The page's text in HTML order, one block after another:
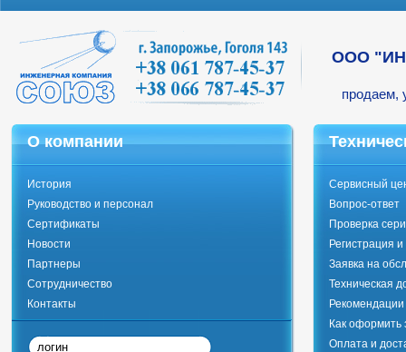
ООО
продаем,
О компании
История
Руководство и персонал
Сертификаты
Новости
Партнеры
Сотрудничество
Контакты
Сервисный
Вопрос-ответ
Проверка
Регистрация
Заявка на
Техническая
Как оформить
Оплата и